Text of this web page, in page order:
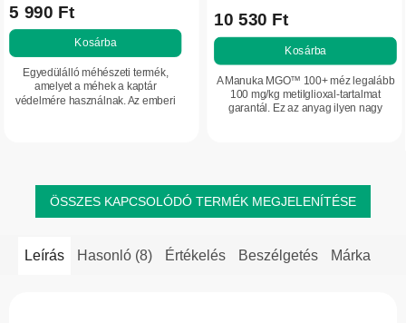
5 990 Ft
Kosárba
Egyedülálló méhészeti termék,
amelyet a méhek a kaptár
védelmére használnak. Az emberi
átlagos
értékelése
5-
ből
5,0
csillag.
10 530 Ft
Kosárba
A Manuka MGO™ 100+ méz legalább
100 mg/kg metilglioxal-tartalmat
garantál. Ez az anyag ilyen nagy
ÖSSZES KAPCSOLÓDÓ TERMÉK MEGJELENÍTÉSE
Leírás Hasonló (8) Értékelés Beszélgetés Márka